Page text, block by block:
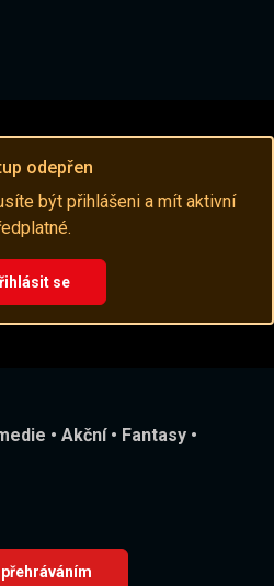
odepřen
být přihlášeni a mít aktivní
se
• Akční • Fantasy •